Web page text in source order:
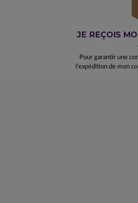
JE REÇOIS
Pour garantir une
l’expédition de mon